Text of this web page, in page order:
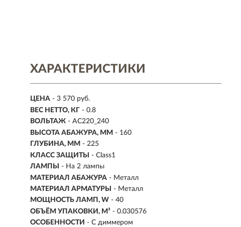
ХАРАКТЕРИСТИКИ
ЦЕНА - 3 570 руб.
ВЕС НЕТТО, КГ - 0.8
ВОЛЬТАЖ - AC220_240
ВЫСОТА АБАЖУРА, ММ - 160
ГЛУБИНА, ММ - 225
КЛАСС ЗАЩИТЫ
- Class1
ЛАМПЫ
- На 2 лампы
МАТЕРИАЛ АБАЖУРА - Металл
МАТЕРИАЛ АРМАТУРЫ
- Металл
МОЩНОСТЬ ЛАМП, W - 40
ОБЪЁМ УПАКОВКИ, М³ - 0.030576
ОСОБЕННОСТИ - С диммером